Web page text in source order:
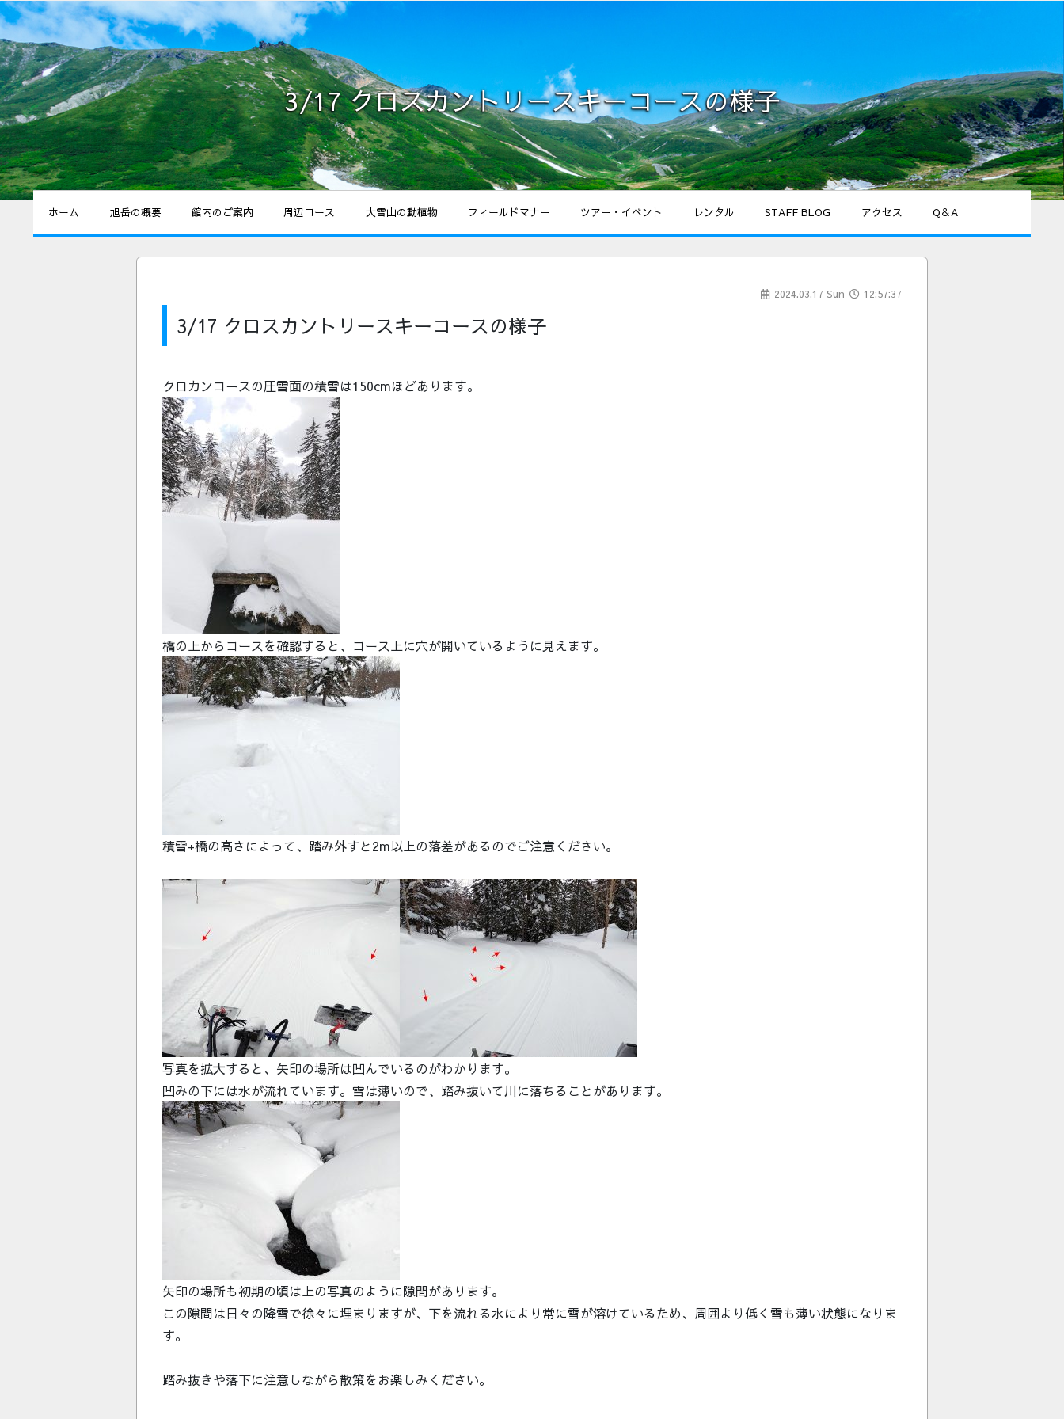
3/17 クロスカントリースキーコースの様子
ホーム 旭岳の概要 館内のご案内 周辺コース 大雪山の動植物 フィールドマナー ツアー・イベント レンタル STAFF BLOG アクセス Q＆A
2024.03.17 Sun 12:57:37
3/17 クロスカントリースキーコースの様子
クロカンコースの圧雪面の積雪は150cmほどあります。
橋の上からコースを確認すると、コース上に穴が開いているように見えます。
積雪+橋の高さによって、踏み外すと2m以上の落差があるのでご注意ください。
写真を拡大すると、矢印の場所は凹んでいるのがわかります。
凹みの下には水が流れています。雪は薄いので、踏み抜いて川に落ちることがあります。
矢印の場所も初期の頃は上の写真のように隙間があります。
この隙間は日々の降雪で徐々に埋まりますが、下を流れる水により常に雪が溶けているため、周囲より低く雪も薄い状態になりま
す。
踏み抜きや落下に注意しながら散策をお楽しみください。